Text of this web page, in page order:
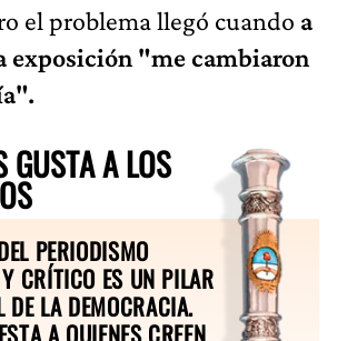
el problema llegó cuando a
exposición "me cambiaron
GUSTA A LOS
PERIODISMO
CRÍTICO ES UN PILAR
DE LA DEMOCRACIA.
A QUIENES CREEN